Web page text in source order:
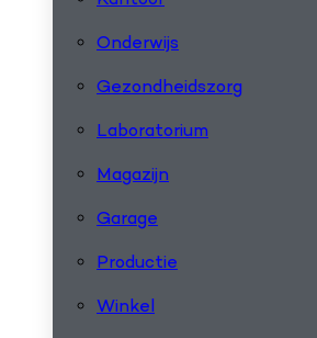
Onderwijs
Gezondheidszorg
Laboratorium
Magazijn
Garage
Productie
Winkel